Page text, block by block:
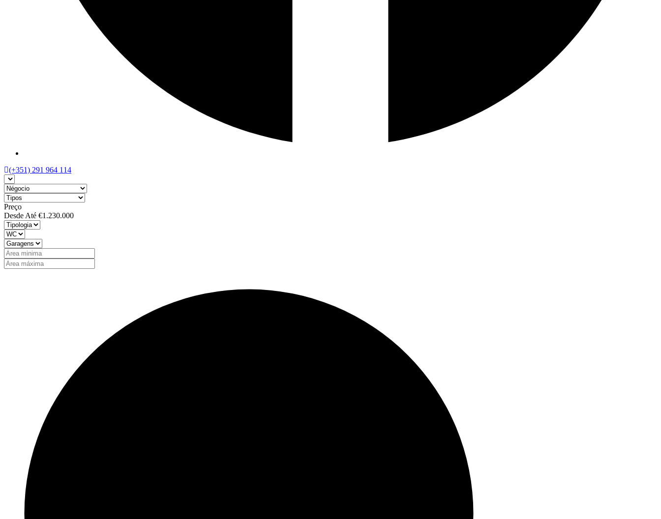
(+351) 291 964 114
Preço
Desde Até €1.230.000